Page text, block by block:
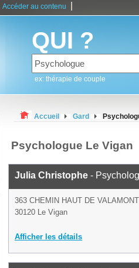
Accéder au contenu
QUI ?
ex: thérapie de couple
Accueil Gard
Psychologue Le Vigan
Julia Christophe -
363 CHEMIN HAUT DE VALAMONT
30120 Le Vigan
Afficher les détails